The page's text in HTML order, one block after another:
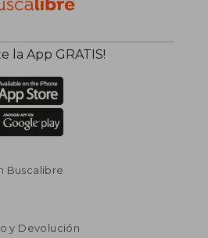
la App GRATIS!
Buscalibre
y Devolución